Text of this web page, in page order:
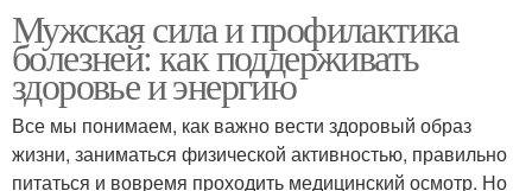
Мужская сила и профилактика
болезней: как поддерживать
здоровье и энергию
Все мы понимаем, как важно вести здоровый образ
жизни, заниматься физической активностью, правильно
питаться и вовремя проходить медицинский осмотр. Но